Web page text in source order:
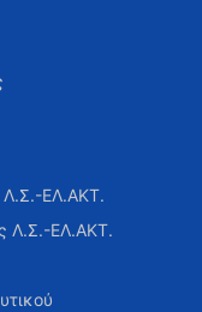
Λ.Σ.-ΕΛ.ΑΚΤ.
Λ.Σ.-ΕΛ.ΑΚΤ.